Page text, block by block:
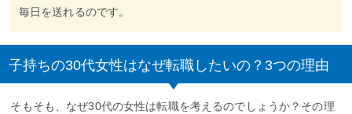
毎日を送れるのです。
子持ちの30代女性はなぜ転職したいの？3つの理由
そもそも、なぜ30代の女性は転職を考えるのでしょうか？その理